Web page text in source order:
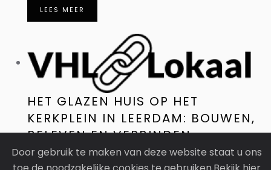
LEES MEER
HET GLAZEN HUIS OP HET
KERKPLEIN IN LEERDAM: BOUWEN,
BELEVEN EN VERBINDEN
Op het Kerkplein in Leerdam staat deze week
Door gebruik te maken van deze website staat u ons